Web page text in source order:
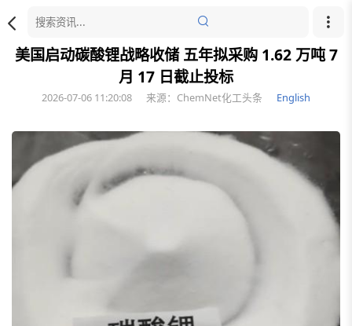
美国启动碳酸锂战略收储 五年拟采购 1.62 万吨 7
月 17 日截止投标
2026-07-06 11:20:08 来源：ChemNet化工头条 English